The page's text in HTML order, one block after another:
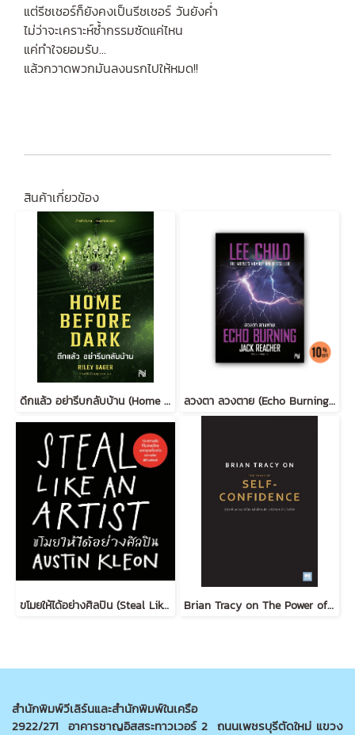
แต่รีชเชอร์ก็ยังคงเป็นรีชเชอร์ วันยังค่ำ
ไม่ว่าจะเคราะห์ซ้ำกรรมซัดแค่ไหน
แค่ทำใจยอมรับ...
แล้วกวาดพวกมันลงนรกไปให้หมด!!
สินค้าเกี่ยวข้อง
ดึกแล้ว อย่ารีบกลับบ้าน (Home Before Dark) ลวงตา ลวงตาย (Echo Burning) [ฉบับปรับปรุง] #5
ขโมยให้ได้อย่างศิลปิน (Steal Like an Artist) (ฉบับปรับปรุง) Brian Tracy on The Power of Self-Confidence
สำนักพิมพ์วีเลิร์นและสำนักพิมพ์ในเครือ
2922/271 อาคารชาญอิสสระทาวเวอร์ 2 ถนนเพชรบุรีตัดใหม่ แขวง